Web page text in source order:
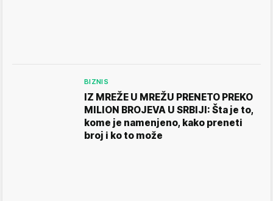
BIZNIS
IZ MREŽE U MREŽU PRENETO PREKO
MILION BROJEVA U SRBIJI: Šta je to,
kome je namenjeno, kako preneti
broj i ko to može